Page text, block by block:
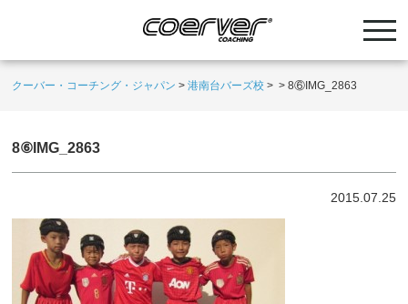
クーバー・コーチング・ジャパン >港南台バーズ校 > >8⑥IMG_2863
8⑥IMG_2863
2015.07.25